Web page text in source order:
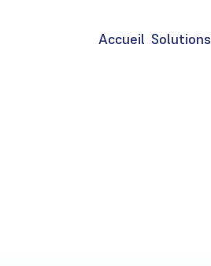
Accueil Solutions